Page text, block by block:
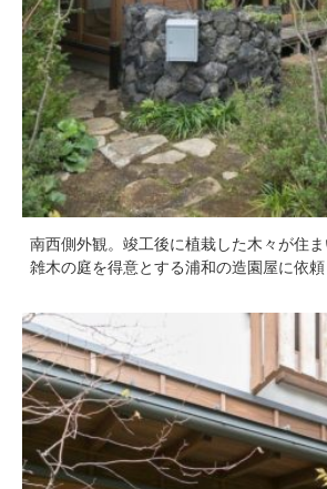
南西側外観。竣工後に植栽した木々が住ま
雑木の庭を得意とする浦和の造園屋に依頼